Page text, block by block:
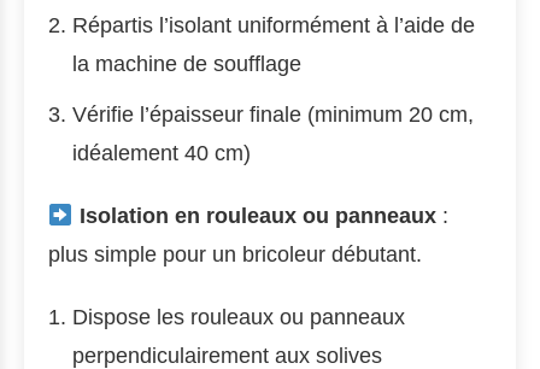
Répartis l’isolant uniformément à l’aide de
la machine de soufflage
Vérifie l’épaisseur finale (minimum 20 cm,
idéalement 40 cm)
Isolation en rouleaux ou panneaux:
plus simple pour un bricoleur débutant.
Dispose les rouleaux ou panneaux
perpendiculairement aux solives